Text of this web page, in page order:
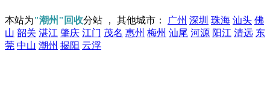
本站为"潮州"回收分站 ， 其他城市： 广州 深圳 珠海 汕头 佛
山 韶关 湛江 肇庆 江门 茂名 惠州 梅州 汕尾 河源 阳江 清远 东
莞 中山 潮州 揭阳 云浮